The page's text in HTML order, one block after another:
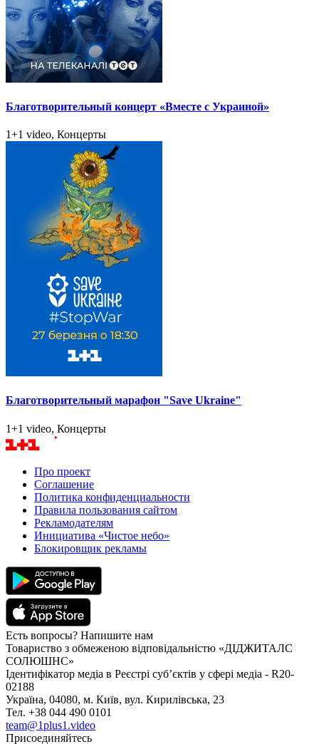
Благотворительный концерт «Вместе с Украиной»
1+1 video, Концерты
Благотворительный марафон "Save Ukraine"
1+1 video, Концерты
Про проект
Соглашение
Политика конфиденциальности
Правила пользования сайтом
Рекламодателям
Инициатива «Чистое небо»
Блокировщик рекламы
Есть вопросы? Напишите нам
Товариство з обмеженою відповідальністю «ДІДЖИТАЛС
СОЛЮШНС»
Ідентифікатор медіа в Реєстрі суб’єктів у сфері медіа - R20-
02188
Україна, 04080, м. Київ, вул. Кирилівська, 23
Тел. +38 044 490 0101
team@1plus1.video
Присоединяйтесь